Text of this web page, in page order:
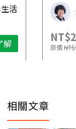
解 原價
相關文章